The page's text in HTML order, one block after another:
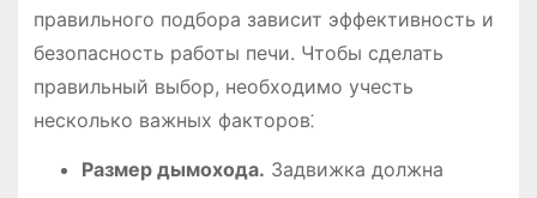
правильного подбора зависит эффективность и
безопасность работы печи. Чтобы сделать
правильный выбор, необходимо учесть
несколько важных факторов⁚
Размер дымохода. Задвижка должна